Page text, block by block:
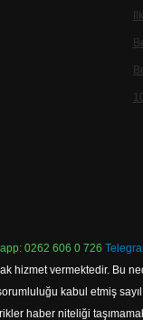
0262 606 0 726
hizmet vermektedir. Bu
kabul etmiş
haber niteliği